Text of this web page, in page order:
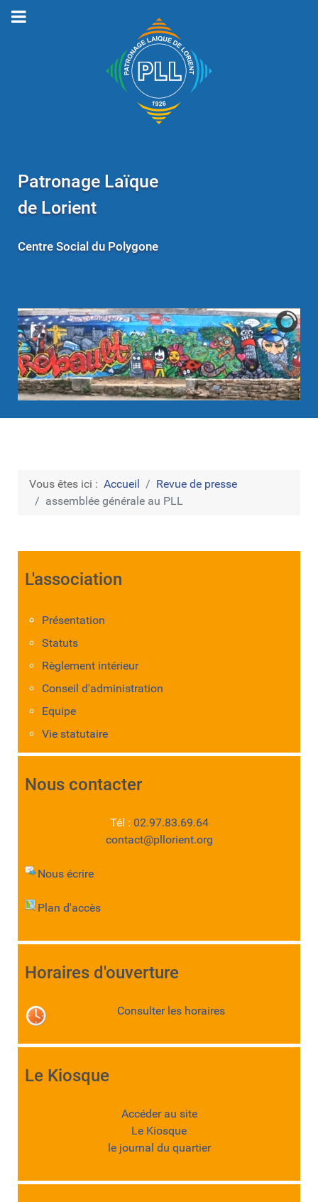
Patronage Laïque
de Lorient
Centre Social du Polygone
Vous êtes ici : Accueil
Revue de presse
assemblée générale au PLL
L'association
Présentation
Statuts
Règlement intérieur
Conseil d'administration
Equipe
Vie statutaire
Nous contacter
Tél : 02.97.83.69.64
contact@pllorient.org
Nous écrire
Plan d'accès
Horaires d'ouverture
Consulter les horaires
Le Kiosque
Accéder au site
Le Kiosque
le journal du quartier